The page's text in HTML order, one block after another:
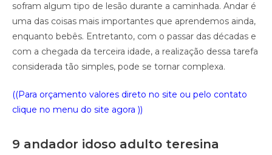
sofram algum tipo de lesão durante a caminhada. Andar é
uma das coisas mais importantes que aprendemos ainda,
enquanto bebês. Entretanto, com o passar das décadas e
com a chegada da terceira idade, a realização dessa tarefa
considerada tão simples, pode se tornar complexa.
((Para orçamento valores direto no site ou pelo contato
clique no menu do site agora ))
9 andador idoso adulto teresina